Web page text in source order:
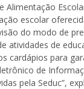
Alimentação
escolar
do modo de
atividades de
cardápios para
de
pela Seduc”,